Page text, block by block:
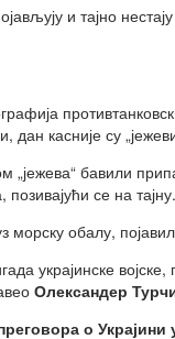
и тајно
касније су
бавили
се на тајну.
обалу,
украјинске војске,
Олександер
о